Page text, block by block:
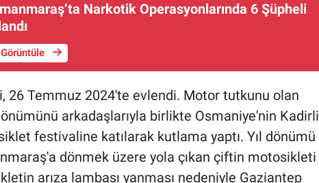
Narkotik Operasyonlarında 6 Şüpheli
26 Temmuz 2024'te evlendi. Motor tutkunu olan
arkadaşlarıyla birlikte Osmaniye'nin Kadirli
festivaline katılarak kutlama yaptı. Yıl dönümü
dönmek üzere yola çıkan çiftin motosikleti
arıza lambası yanması nedeniyle Gaziantep